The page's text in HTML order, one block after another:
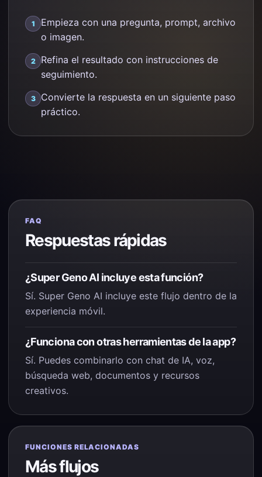
Empieza con una pregunta, prompt, archivo
o imagen.
Refina el resultado con instrucciones de
seguimiento.
Convierte la respuesta en un siguiente paso
práctico.
FAQ
Respuestas rápidas
¿Super Geno AI incluye esta función?
Sí. Super Geno AI incluye este flujo dentro de la
experiencia móvil.
¿Funciona con otras herramientas de la app?
Sí. Puedes combinarlo con chat de IA, voz,
búsqueda web, documentos y recursos
creativos.
FUNCIONES RELACIONADAS
Más flujos